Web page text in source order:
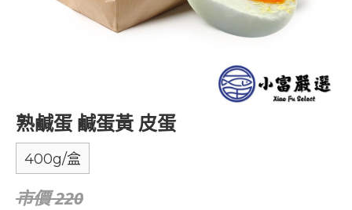
熟鹹蛋 鹹蛋黃 皮蛋
400g/盒
市價 220